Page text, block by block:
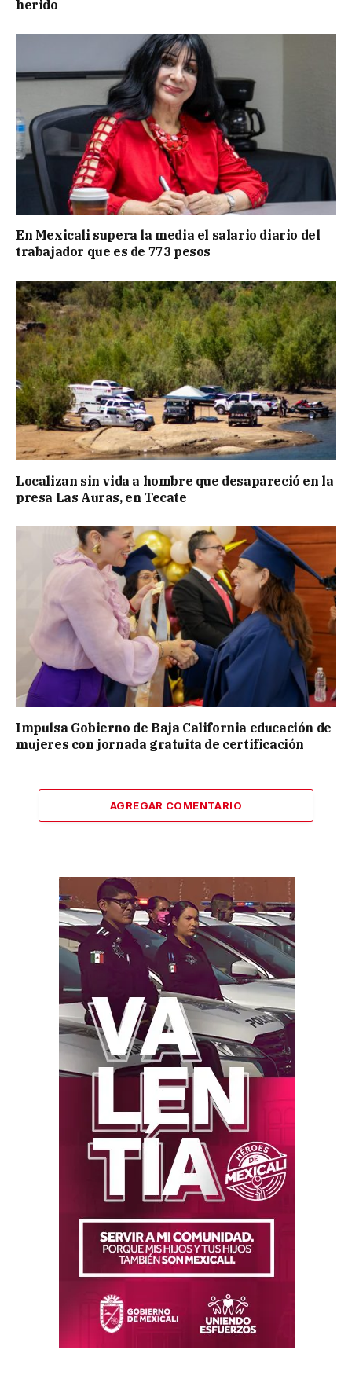
herido
En Mexicali supera la media el salario diario del
trabajador que es de 773 pesos
Localizan sin vida a hombre que desapareció en la
presa Las Auras, en Tecate
Impulsa Gobierno de Baja California educación de
mujeres con jornada gratuita de certificación
AGREGAR COMENTARIO